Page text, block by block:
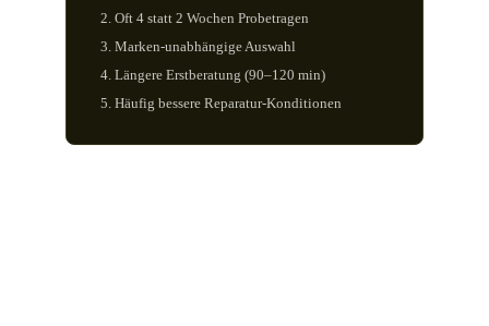
Oft 4 statt 2 Wochen Probetragen
Marken-unabhängige Auswahl
Längere Erstberatung (90–120 min)
Häufig bessere Reparatur-Konditionen